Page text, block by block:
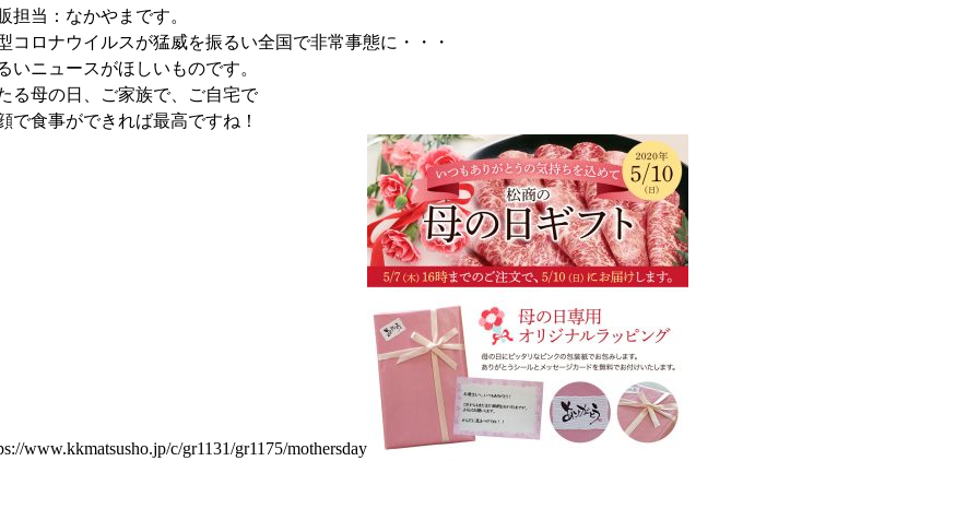
担当：なかやまです。
コロナウイルスが猛威を振るい全国で非常事態に・・・
いニュースがほしいものです。
る母の日、ご家族で、ご自宅で
で食事ができれば最高ですね！
www.kkmatsusho.jp/c/gr1131/gr1175/mothersday